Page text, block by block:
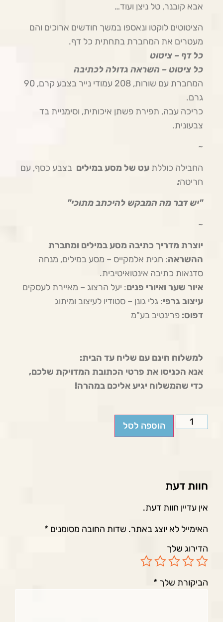
אבא קובנר, טל ניצן ועוד…
הציטוטים לוקטו ונאספו במשך חודשים ארוכים והם
מעטרים את המחברת בתחתית כל דף.
כל דף – ציטוט
​כל ציטוט – השראה גדולה לכתיבה
המחברת עם שורות, 208 עמודי נייר בצבע קרם, 90
גרם.
כריכה עבה, תפירת פשתן איכותית, וסימניית בד
צבעונית.
~
החבילה כוללת עט של מסע במילים בצבע כסף, עם
חריטה:
"יש דבר מה המבקש להיכתב מתוכי"
~
יוצרת מדריך כתיבה מסע במילים ומחברת
ההשראה: חגית אלמקייס – מסע במילים, מנחה
סדנאות כתיבה אינטואיטיבית.
איור שער ואיורי פנים: יעל הרצוג – מאיירת לעסקים
עיצוב גרפי: גלי גונן – סטודיו לעיצוב ומיתוג
דפוס: פרינטיב בע"מ
למשלוח חינם עם שליח עד הבית:
אנא הכניסו את פרטי הכתובת המדויקת שלכם,
כדי שהמשלוח יגיע אליכם במהרה!
הוספה לסל
חוות דעת
אין עדיין חוות דעת.
האימייל לא יוצג באתר. שדות החובה מסומנים *
הדירוג שלך
הביקורת שלך *